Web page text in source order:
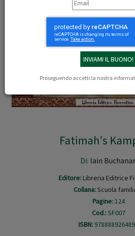
Proseguendo accetti la nostra
Fatimah's
Di: Iain
Editore: Libreria Editrice
Collana:Scuola
Pagine:124
Cod.:SF007
ISBN: